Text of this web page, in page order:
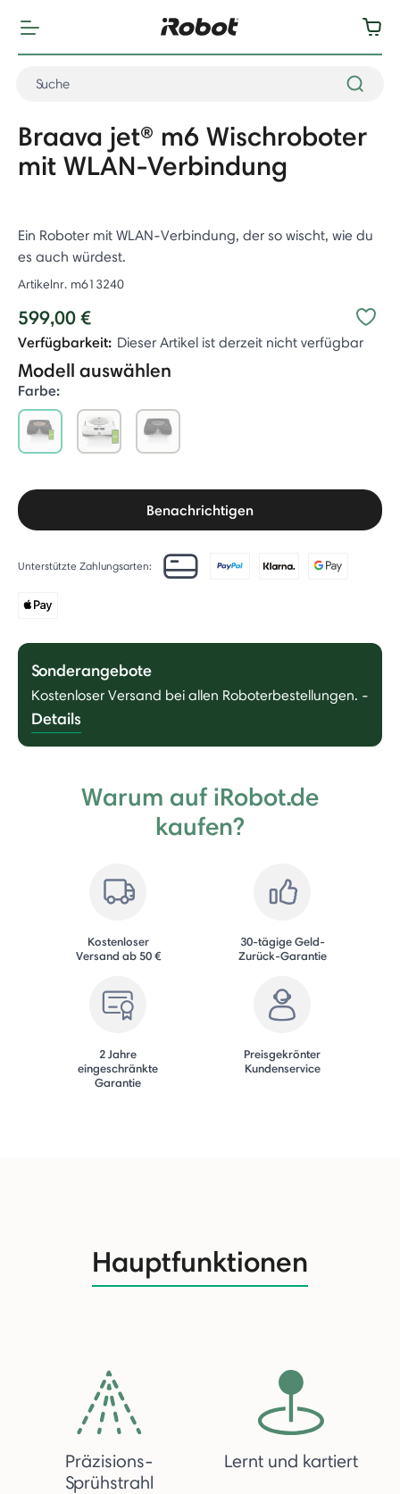
Braava jet® m6 Wischroboter
mit WLAN-Verbindung
Ein Roboter mit WLAN-Verbindung, der so wischt, wie du
es auch würdest.
Artikelnr. m613240
599,00 €
Verfügbarkeit: Dieser Artikel ist derzeit nicht verfügbar
Modell auswählen
Farbe:
Benachrichtigen
Unterstützte Zahlungsarten:
Sonderangebote
Kostenloser Versand bei allen Roboterbestellungen. -
Details
Warum auf iRobot.de
kaufen?
Kostenloser
Versand ab 50 €
30-tägige Geld-
Zurück-Garantie
2 Jahre
eingeschränkte
Garantie
Preisgekrönter
Kundenservice
Hauptfunktionen
Präzisions-
Sprühstrahl
Lernt und kartiert